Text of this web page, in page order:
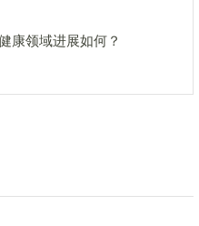
康领域进展如何？